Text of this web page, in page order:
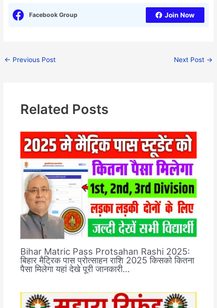
Facebook Group Join Now
← Previous Post Next Post →
Related Posts
Bihar Matric Pass Protsahan Rashi 2025:
बिहार मैट्रिक पास प्रोत्साहन राशि 2025 किसको कितना
पैसा मिलेगा यहां देखे पूरी जानकारी…